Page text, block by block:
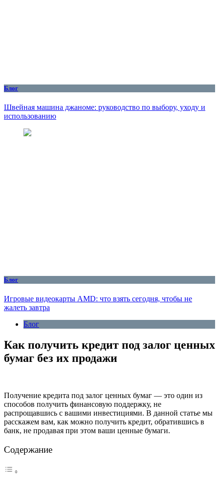
Блог
Швейная машина джаноме: руководство по выбору, уходу и
использованию
Блог
Игровые видеокарты AMD: что взять сегодня, чтобы не
жалеть завтра
Блог
Как получить кредит под залог ценных
бумаг без их продажи
Получение кредита под залог ценных бумаг — это один из
способов получить финансовую поддержку, не
распрощавшись с вашими инвестициями. В данной статье мы
расскажем вам, как можно получить кредит, обратившись в
банк, не продавая при этом ваши ценные бумаги.
Содержание